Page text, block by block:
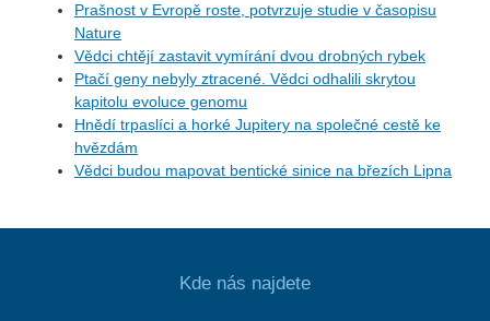
Prašnost v Evropě roste, potvrzuje studie v časopisu
Nature
Vědci chtějí zastavit vymírání dvou drobných rybek
Ptačí geny nebyly ztracené. Vědci odhalili skrytou
kapitolu evoluce genomu
Hnědí trpaslíci a horké Jupitery na společné cestě ke
hvězdám
Vědci budou mapovat bentické sinice na březích Lipna
Kde nás najdete